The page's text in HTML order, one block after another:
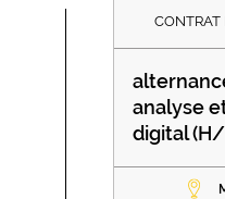
CONTRAT
analyse
digital